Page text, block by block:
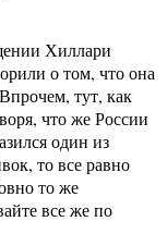
Хиллари
о том, что она
тут, как
что же России
один из
то все равно
то же
все же по